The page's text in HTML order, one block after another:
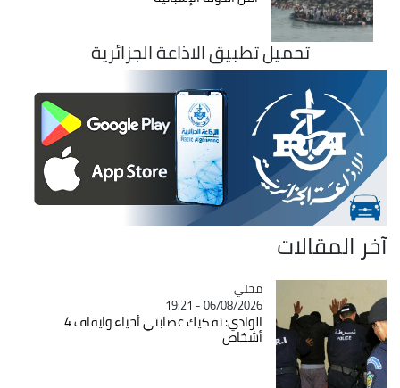
تحميل تطبيق الاذاعة الجزائرية
آخر المقالات
Catégorie
محلي
06/08/2026 - 19:21
الوادي: تفكيك عصابتي أحياء وايقاف 4
أشخاص